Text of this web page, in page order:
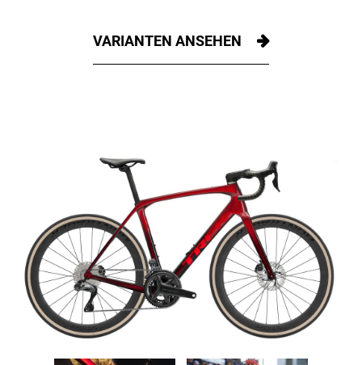
VARIANTEN ANSEHEN